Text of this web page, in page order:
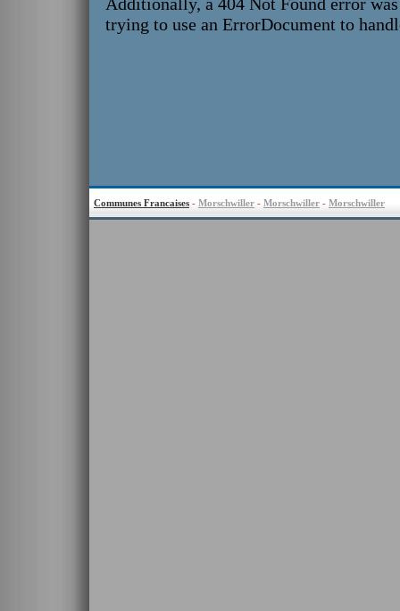
Communes Francaises - Morschwiller - Morschwiller - Morschwiller